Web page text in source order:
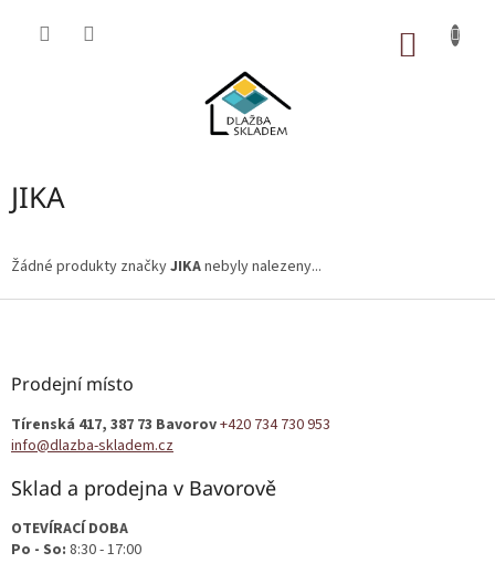
JIKA
Žádné produkty značkyJIKAnebyly nalezeny...
Z
Prodejní místo
Tírenská 417, 387 73 Bavorov+420 734 730 953
info@dlazba-skladem.cz
Sklad a prodejna v Bavorově
OTEVÍRACÍ DOBA
Po - So: 8:30 - 17:00